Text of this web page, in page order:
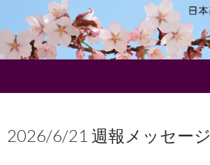
ン
2026/6/21 週報メッセージ